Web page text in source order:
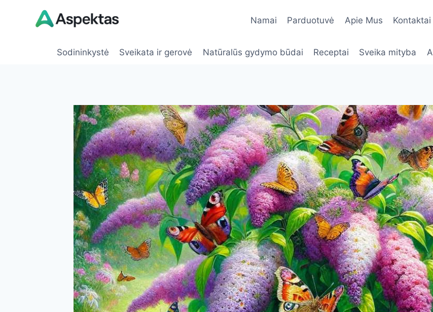
Namai Parduotuvė Apie Mus Kontaktai
Sodininkystė Sveikata ir gerovė Natūralūs gydymo būdai Receptai Sveika mityba